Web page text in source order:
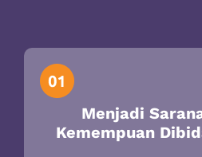
Menjadi
Kemempuan